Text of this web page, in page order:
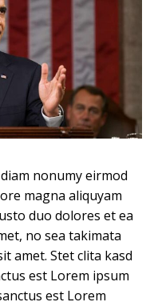
nonumy eirmod
magna aliquyam
duo dolores et ea
no sea takimata
amet. Stet clita kasd
est Lorem ipsum
est Lorem